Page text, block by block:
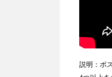
説明：ボ